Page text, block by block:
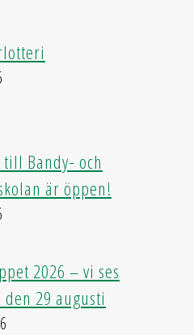
Bandy- och
är öppen!
2026 – vi ses
29 augusti